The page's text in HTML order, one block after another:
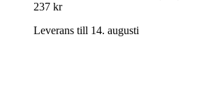
237 kr
Leverans till 14. augusti